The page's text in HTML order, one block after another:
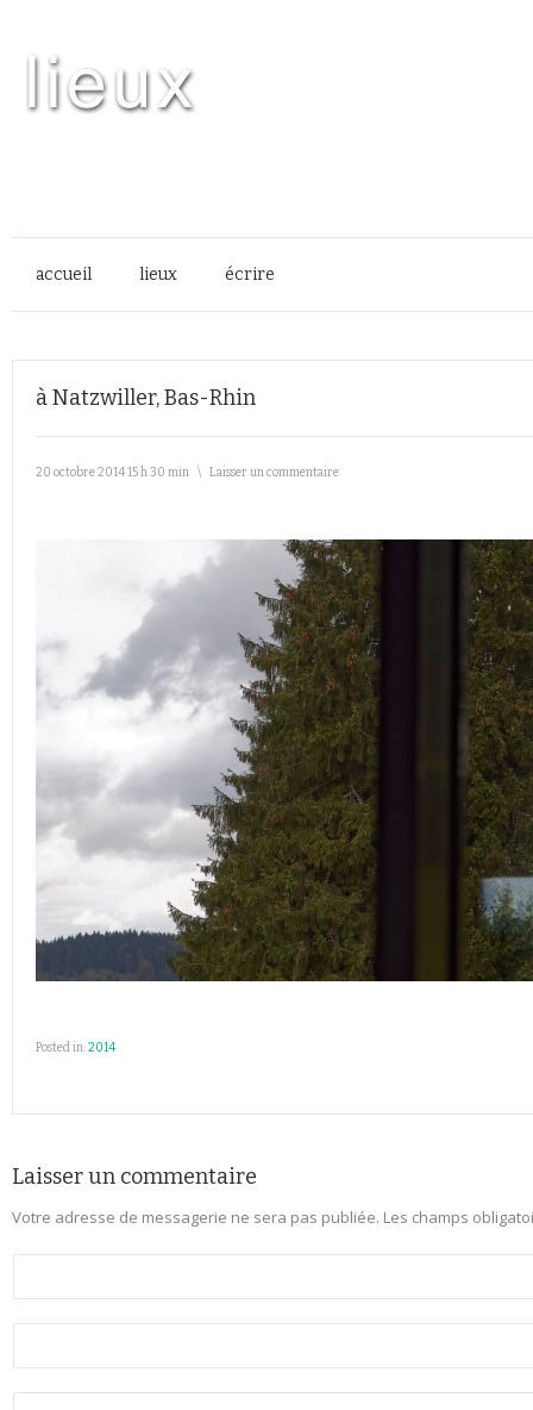
accueil lieux écrire
à Natzwiller, Bas-Rhin
20 octobre 2014 15 h 30 min \ Laisser un commentaire
Posted in:2014
Laisser un commentaire
Votre adresse de messagerie ne sera pas publiée. Les champs